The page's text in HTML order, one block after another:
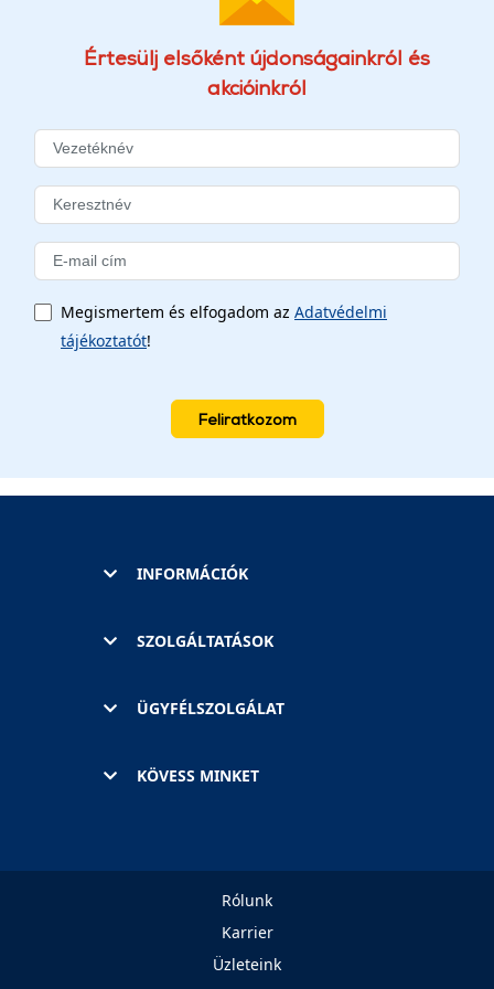
Értesülj elsőként újdonságainkról és
akcióinkról
Megismertem és elfogadom az Adatvédelmi
tájékoztatót!
Feliratkozom
INFORMÁCIÓK
SZOLGÁLTATÁSOK
ÜGYFÉLSZOLGÁLAT
KÖVESS MINKET
Rólunk
Karrier
Üzleteink